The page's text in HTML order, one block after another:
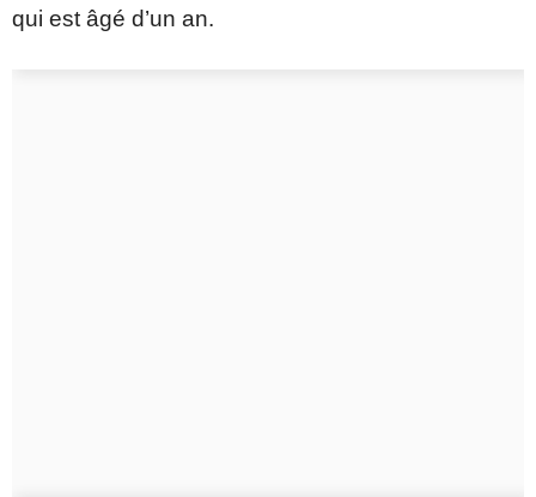
qui est âgé d’un an.